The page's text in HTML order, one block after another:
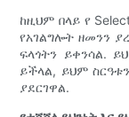
ከዚህም በላይ የ
የአገልግሎት ዘመንን
ፍላጎትን ይቀንሳል.
ይችላል, ይህም
ያደርገዋል.